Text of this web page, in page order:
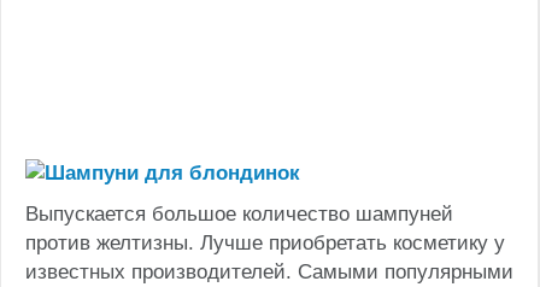
Выпускается большое количество шампуней
против желтизны. Лучше приобретать косметику у
известных производителей. Самыми популярными